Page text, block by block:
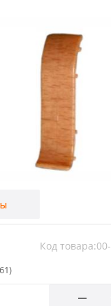
Код товара: